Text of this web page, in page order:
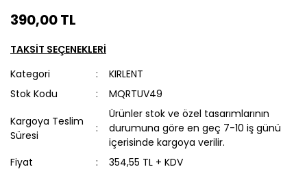
390,00 TL
TAKSİT SEÇENEKLERİ
Kategori
KIRLENT
Stok Kodu
MQRTUV49
Kargoya Teslim
Süresi
Ürünler stok ve özel tasarımlarının
durumuna göre en geç 7-10 iş günü
içerisinde kargoya verilir.
Fiyat
354,55 TL + KDV